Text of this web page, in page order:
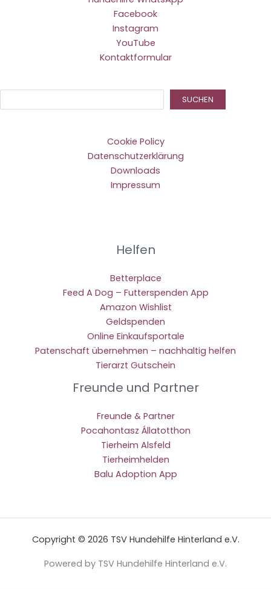
Facebook
Instagram
YouTube
Kontaktformular
SUCHEN
Cookie Policy
Datenschutzerklärung
Downloads
Impressum
Helfen
Betterplace
Feed A Dog – Futterspenden App
Amazon Wishlist
Geldspenden
Online Einkaufsportale
Patenschaft übernehmen – nachhaltig helfen
Tierarzt Gutschein
Freunde und Partner
Freunde & Partner
Pocahontasz Állatotthon
Tierheim Alsfeld
Tierheimhelden
Balu Adoption App
Copyright © 2026 TSV Hundehilfe Hinterland e.V.
Powered by TSV Hundehilfe Hinterland e.V.